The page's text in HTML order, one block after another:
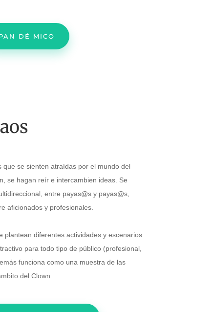
DÉ MICO
que se sienten atraídas por el mundo del
se hagan reír e intercambien ideas. Se
entre payas@s y payas@s,
aficionados y profesionales.
plantean diferentes actividades y escenarios
para todo tipo de público (profesional,
funciona como una muestra de las
del Clown.